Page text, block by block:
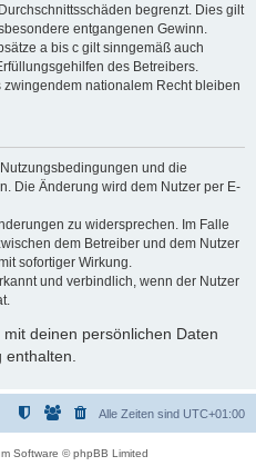
begrenzt. Dies gilt
entgangenen Gewinn.
a bis c gilt sinngemäß auch
des Betreibers.
nationalem Recht bleiben
und die
Die Änderung wird dem Nutzer per E-
zu widersprechen. Im Falle
dem Betreiber und dem Nutzer
sofortiger Wirkung.
und verbindlich, wenn der Nutzer
deinen persönlichen Daten
Alle Zeiten sind UTC+01:00
Software © phpBB Limited